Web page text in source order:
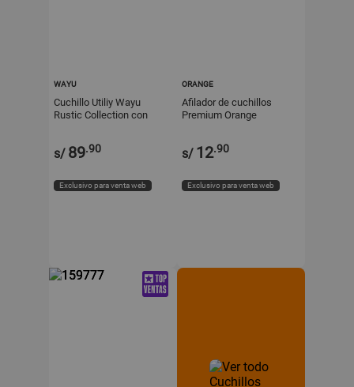
WAYU
Cuchillo Utiliy Wayu
Rustic Collection con
s/ 89.90
Exclusivo para venta web
ORANGE
Afilador de cuchillos
Premium Orange
s/ 12.90
Exclusivo para venta web